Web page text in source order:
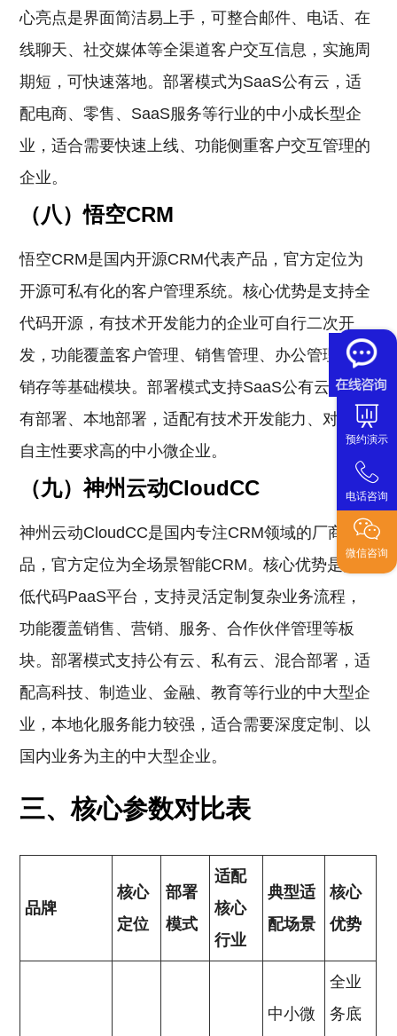
预约演示
电话咨询
微信咨询
心亮点是界面简洁易上手，可整合邮件、电话、在
线聊天、社交媒体等全渠道客户交互信息，实施周
期短，可快速落地。部署模式为SaaS公有云，适
配电商、零售、SaaS服务等行业的中小成长型企
业，适合需要快速上线、功能侧重客户交互管理的
企业。
（八）悟空CRM
悟空CRM是国内开源CRM代表产品，官方定位为
开源可私有化的客户管理系统。核心优势是支持全
代码开源，有技术开发能力的企业可自行二次开
发，功能覆盖客户管理、销售管理、办公管理、进
销存等基础模块。部署模式支持SaaS公有云、私
有部署、本地部署，适配有技术开发能力、对数据
自主性要求高的中小微企业。
（九）神州云动CloudCC
神州云动CloudCC是国内专注CRM领域的厂商产
品，官方定位为全场景智能CRM。核心优势是搭载
低代码PaaS平台，支持灵活定制复杂业务流程，
功能覆盖销售、营销、服务、合作伙伴管理等板
块。部署模式支持公有云、私有云、混合部署，适
配高科技、制造业、金融、教育等行业的中大型企
业，本地化服务能力较强，适合需要深度定制、以
国内业务为主的中大型企业。
三、核心参数对比表
品牌
核心
定位
部署
模式
适配
核心
行业
典型适
配场景
核心
优势
中小微
全业
务底